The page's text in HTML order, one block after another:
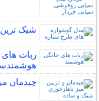
شیک
ربات ‌های
چیدمان